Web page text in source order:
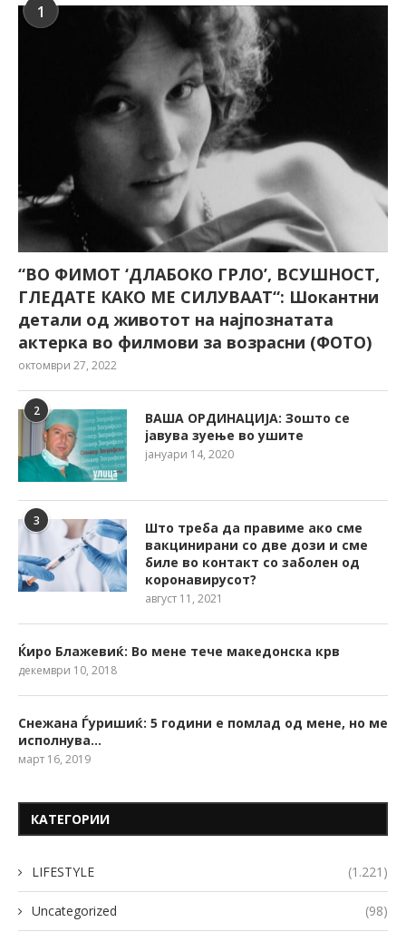
1
“ВО ФИМОТ ‘ДЛАБОКО ГРЛО’, ВСУШНОСТ,
ГЛЕДАТЕ КАКО МЕ СИЛУВААТ“: Шокантни
детали од животот на најпознатата
актерка во филмови за возрасни (ФОТО)
октомври 27, 2022
2
ВАША ОРДИНАЦИЈА: Зошто се
јавува зуење во ушите
јануари 14, 2020
3
Што треба да правиме ако сме
вакцинирани со две дози и сме
биле во контакт со заболен од
коронавирусот?
август 11, 2021
Ќиро Блажевиќ: Во мене тече македонска крв
декември 10, 2018
Снежана Ѓуришиќ: 5 години е помлад од мене, но ме
исполнува…
март 16, 2019
КАТЕГОРИИ
LIFESTYLE (1.221)
Uncategorized (98)